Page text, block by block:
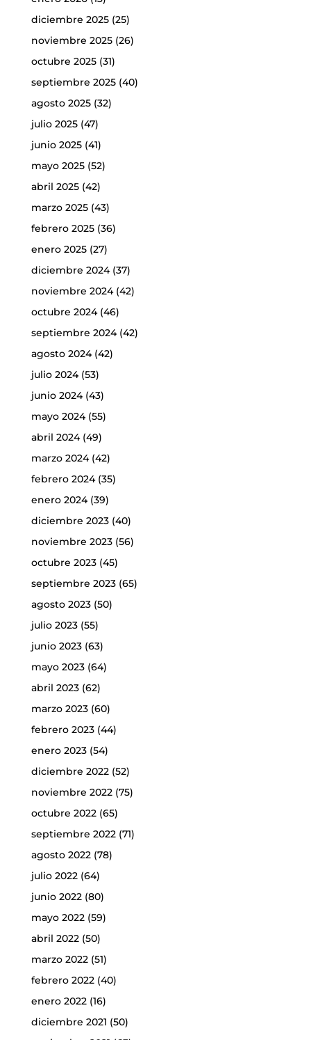
diciembre 2025(25)
noviembre 2025(26)
octubre 2025(31)
septiembre 2025(40)
agosto 2025(32)
julio 2025(47)
junio 2025(41)
mayo 2025(52)
abril 2025(42)
marzo 2025(43)
febrero 2025(36)
enero 2025(27)
diciembre 2024(37)
noviembre 2024(42)
octubre 2024(46)
septiembre 2024(42)
agosto 2024(42)
julio 2024(53)
junio 2024(43)
mayo 2024(55)
abril 2024(49)
marzo 2024(42)
febrero 2024(35)
enero 2024(39)
diciembre 2023(40)
noviembre 2023(56)
octubre 2023(45)
septiembre 2023(65)
agosto 2023(50)
julio 2023(55)
junio 2023(63)
mayo 2023(64)
abril 2023(62)
marzo 2023(60)
febrero 2023(44)
enero 2023(54)
diciembre 2022(52)
noviembre 2022(75)
octubre 2022(65)
septiembre 2022(71)
agosto 2022(78)
julio 2022(64)
junio 2022(80)
mayo 2022(59)
abril 2022(50)
marzo 2022(51)
febrero 2022(40)
enero 2022(16)
diciembre 2021 (50)